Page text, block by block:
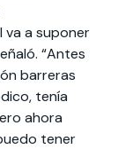
va a suponer
“Antes
barreras
tenía
ahora
tener